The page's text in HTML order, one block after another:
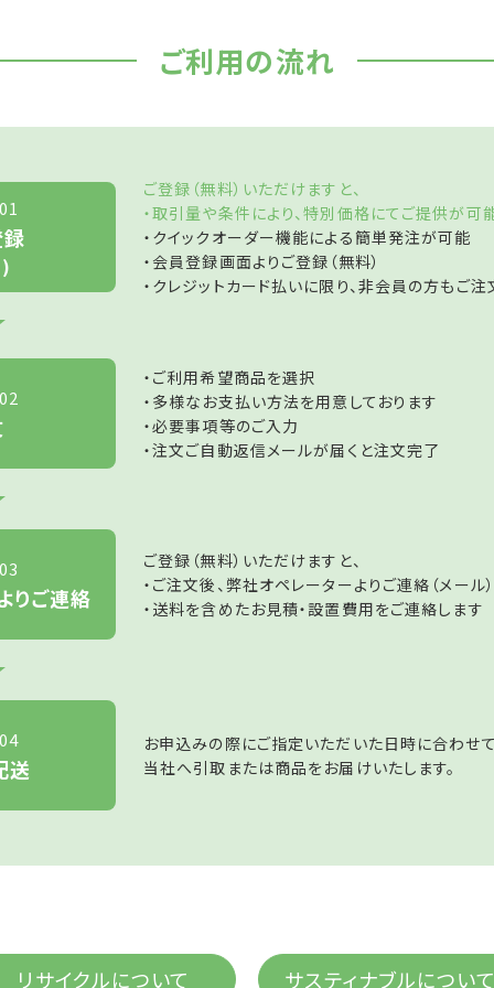
ご利用の流れ
ご登録（無料）いただけますと、
・取引量や条件により、特別価格にてご提供が可
・クイックオーダー機能による簡単発注が可能
・会員登録画面よりご登録（無料）
・クレジットカード払いに限り、非会員の方もご
・ご利用希望商品を選択
・多様なお支払い方法を用意しております
・必要事項等のご入力
・注文ご自動返信メールが届くと注文完了
りご連絡
ご登録（無料）いただけますと、
・ご注文後、弊社オペレーターよりご連絡（メール）
・送料を含めたお見積・設置費用をご連絡します
送
お申込みの際にご指定いただいた日時に合わせて
当社へ引取または商品をお届けいたします。
リサイクルについて サスティナブルについて